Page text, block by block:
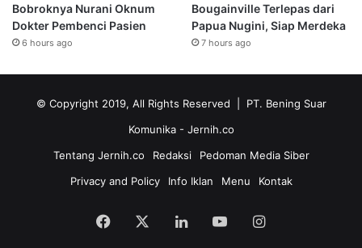
Bobroknya Nurani Oknum
Dokter Pembenci Pasien
6 hours ago
Bougainville Terlepas dari
Papua Nugini, Siap Merdeka
7 hours ago
© Copyright 2019, All Rights Reserved | PT. Bening Suar
Komunika - Jernih.co
Tentang Jernih.co
Redaksi
Pedoman Media Siber
Privacy and Policy
Info Iklan Menu Kontak
Facebook LinkedInYouTubeInstagram